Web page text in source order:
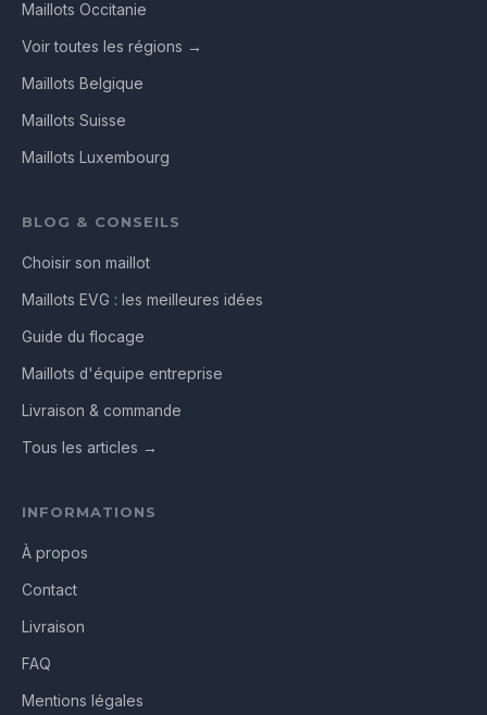
Maillots Occitanie
Voir toutes les régions →
Maillots Belgique
Maillots Suisse
Maillots Luxembourg
BLOG & CONSEILS
Choisir son maillot
Maillots EVG : les meilleures idées
Guide du flocage
Maillots d'équipe entreprise
Livraison & commande
Tous les articles →
INFORMATIONS
À propos
Contact
Livraison
FAQ
Mentions légales